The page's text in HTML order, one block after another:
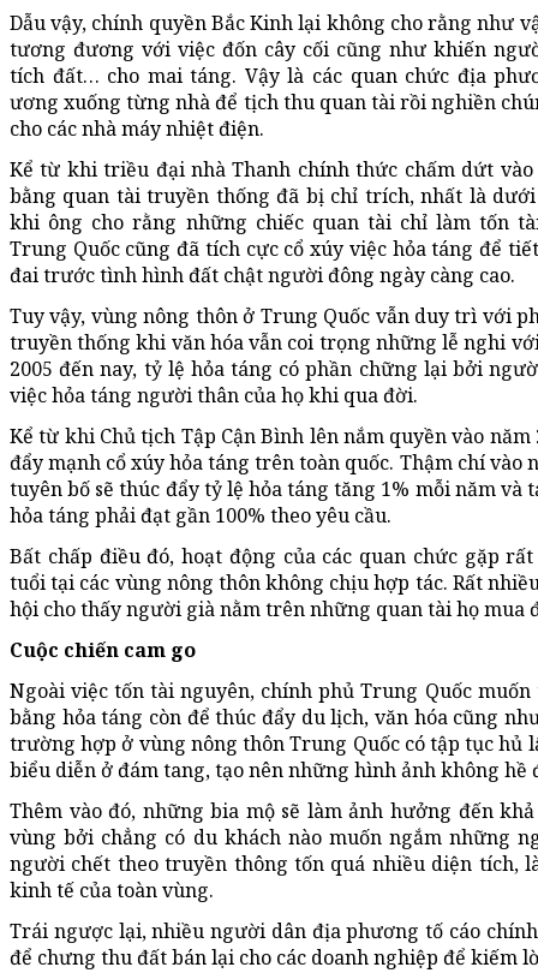
Dẫu vậy, chính quyền Bắc Kinh lại không cho rằng như
tương đương với việc đốn cây cối cũng như khiến
tích đất… cho mai táng. Vậy là các quan chức địa
ương xuống từng nhà để tịch thu quan tài rồi nghiền
cho các nhà máy nhiệt điện.
Kể từ khi triều đại nhà Thanh chính thức chấm dứt vào
bằng quan tài truyền thống đã bị chỉ trích, nhất là
khi ông cho rằng những chiếc quan tài chỉ làm tốn
Trung Quốc cũng đã tích cực cổ xúy việc hỏa táng để
đai trước tình hình đất chật người đông ngày càng cao.
Tuy vậy, vùng nông thôn ở Trung Quốc vẫn duy trì với
truyền thống khi văn hóa vẫn coi trọng những lễ nghi
2005 đến nay, tỷ lệ hỏa táng có phần chững lại bởi
việc hỏa táng người thân của họ khi qua đời.
Kể từ khi Chủ tịch Tập Cận Bình lên nắm quyền vào
đẩy mạnh cổ xúy hỏa táng trên toàn quốc. Thậm chí vào
tuyên bố sẽ thúc đẩy tỷ lệ hỏa táng tăng 1% mỗi năm và
hỏa táng phải đạt gần 100% theo yêu cầu.
Bất chấp điều đó, hoạt động của các quan chức gặp
tuổi tại các vùng nông thôn không chịu hợp tác. Rất
hội cho thấy người già nằm trên những quan tài họ mua
Cuộc chiến cam go
Ngoài việc tốn tài nguyên, chính phủ Trung Quốc
bằng hỏa táng còn để thúc đẩy du lịch, văn hóa cũng
trường hợp ở vùng nông thôn Trung Quốc có tập tục hủ
biểu diễn ở đám tang, tạo nên những hình ảnh không hề
Thêm vào đó, những bia mộ sẽ làm ảnh hưởng đến
vùng bởi chẳng có du khách nào muốn ngắm những
người chết theo truyền thông tốn quá nhiều diện tích,
kinh tế của toàn vùng.
Trái ngược lại, nhiều người dân địa phương tố cáo
để chưng thu đất bán lại cho các doanh nghiệp để kiếm